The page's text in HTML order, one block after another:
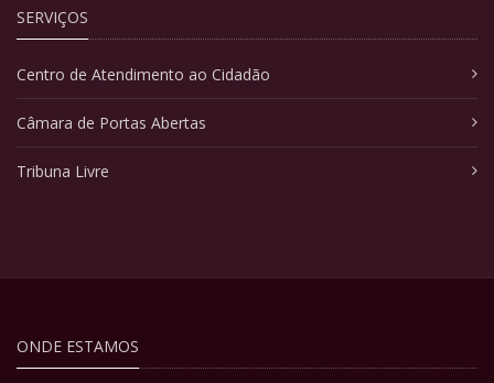
SERVIÇOS
Centro de Atendimento ao Cidadão
Câmara de Portas Abertas
Tribuna Livre
ONDE ESTAMOS